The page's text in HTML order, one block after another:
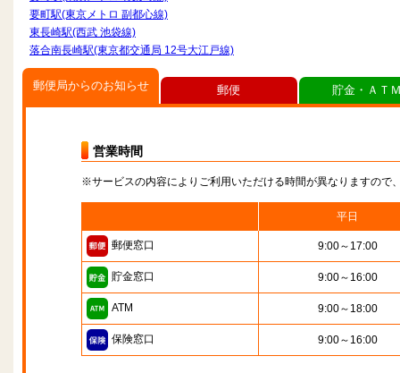
要町駅(東京メトロ 副都心線)
東長崎駅(西武 池袋線)
落合南長崎駅(東京都交通局 12号大江戸線)
郵便局からのお知らせ
営業時間
※サービスの内容によりご利用いただける時間が異なりますので
平日
郵便窓口 9:00～17:00
貯金窓口 9:00～16:00
ATM 9:00～18:00
保険窓口 9:00～16:00
郵便 貯金・ＡＴ